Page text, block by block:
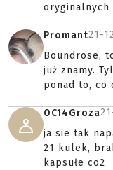
oryginalnych
Promant21-
Boundrose,
już znamy.
ponad to, co
OC14Groza
ja sie tak
21 kulek,
kapsułe co2